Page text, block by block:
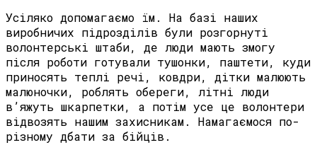
Усіляко допомагаємо їм. На базі наших
виробничих підрозділів були розгорнуті
волонтерські штаби, де люди мають змогу
після роботи готували тушонки, паштети, куди
приносять теплі речі, ковдри, дітки малюють
малюночки, роблять обереги, літні люди
в’яжуть шкарпетки, а потім усе це волонтери
відвозять нашим захисникам. Намагаємося по-
різному дбати за бійців.